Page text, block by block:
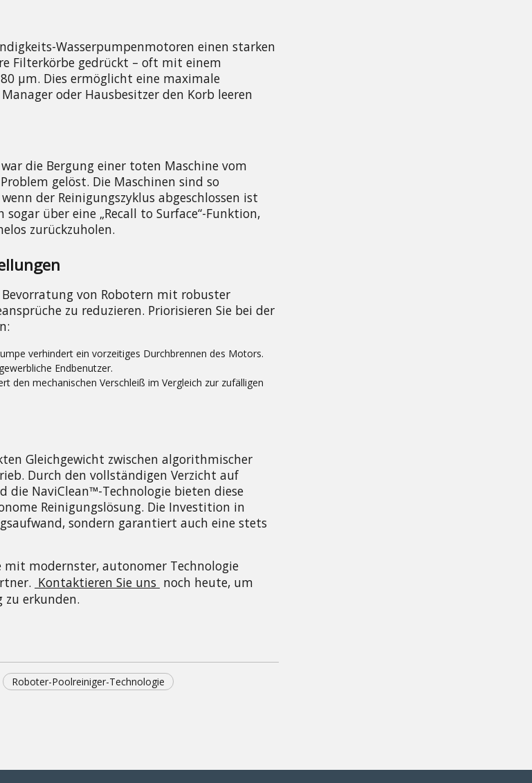
Wasserpumpenmotoren einen starken
Filterkörbe gedrückt – oft mit einem
μm. Dies ermöglicht eine maximale
oder Hausbesitzer den Korb leeren
die Bergung einer toten Maschine vom
gelöst. Die Maschinen sind so
der Reinigungszyklus abgeschlossen ist
über eine „Recall to Surface“-Funktion,
zurückzuholen.
von Robotern mit robuster
zu reduzieren. Priorisieren Sie bei der
verhindert ein vorzeitiges Durchbrennen des Motors.
Endbenutzer.
den mechanischen Verschleiß im Vergleich zur zufälligen
Gleichgewicht zwischen algorithmischer
Durch den vollständigen Verzicht auf
NaviClean™-Technologie bieten diese
Reinigungslösung. Die Investition in
sondern garantiert auch eine stets
mit modernster, autonomer Technologie
Kontaktieren Sie uns noch heute, um
zu erkunden.
Roboter-Poolreiniger-Technologie